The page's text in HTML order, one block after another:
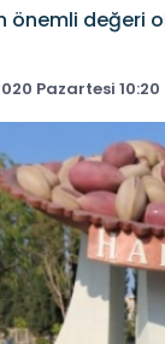
önemli değeri
Pazartesi 10:20